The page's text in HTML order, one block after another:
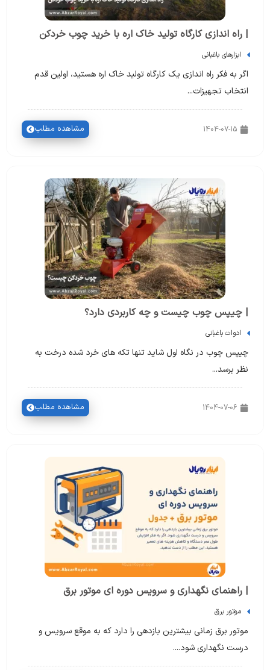
| راه اندازی کارگاه تولید خاک اره با خرید چوب خردکن
ابزارهای باغبانی
اگر به فکر راه اندازی یک کارگاه تولید خاک اره هستید، اولین قدم
انتخاب تجهیزات...
1404-07-15 مشاهده مطلب
| چیپس چوب چیست و چه کاربردی دارد؟
ادوات باغبانی
چیپس چوب در نگاه اول شاید تنها تکه های خرد شده درخت به
نظر برسد...
1404-07-06 مشاهده مطلب
| راهنمای نگهداری و سرویس دوره ای موتور برق
موتور برق
موتور برق زمانی بیشترین بازدهی را دارد که به موقع سرویس و
درست نگهداری شود....